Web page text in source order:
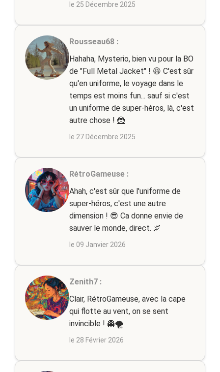
le 25 Décembre 2025
Rousseau68 :
Hahaha, Mysterio, bien vu pour la BO
de "Full Metal Jacket" ! 😆 C'est sûr
qu'en uniforme, le voyage dans le
temps est moins fun... sauf si c'est
un uniforme de super-héros, là, c'est
autre chose ! 🦹
le 27 Décembre 2025
RétroGameuse :
Ahah, c'est sûr que l'uniforme de
super-héros, c'est une autre
dimension ! 😎 Ca donne envie de
sauver le monde, direct. 🌌
le 09 Janvier 2026
Zenith7 :
Clair, RétroGameuse, avec la cape
qui flotte au vent, on se sent
invincible ! 👻🌪
le 28 Février 2026